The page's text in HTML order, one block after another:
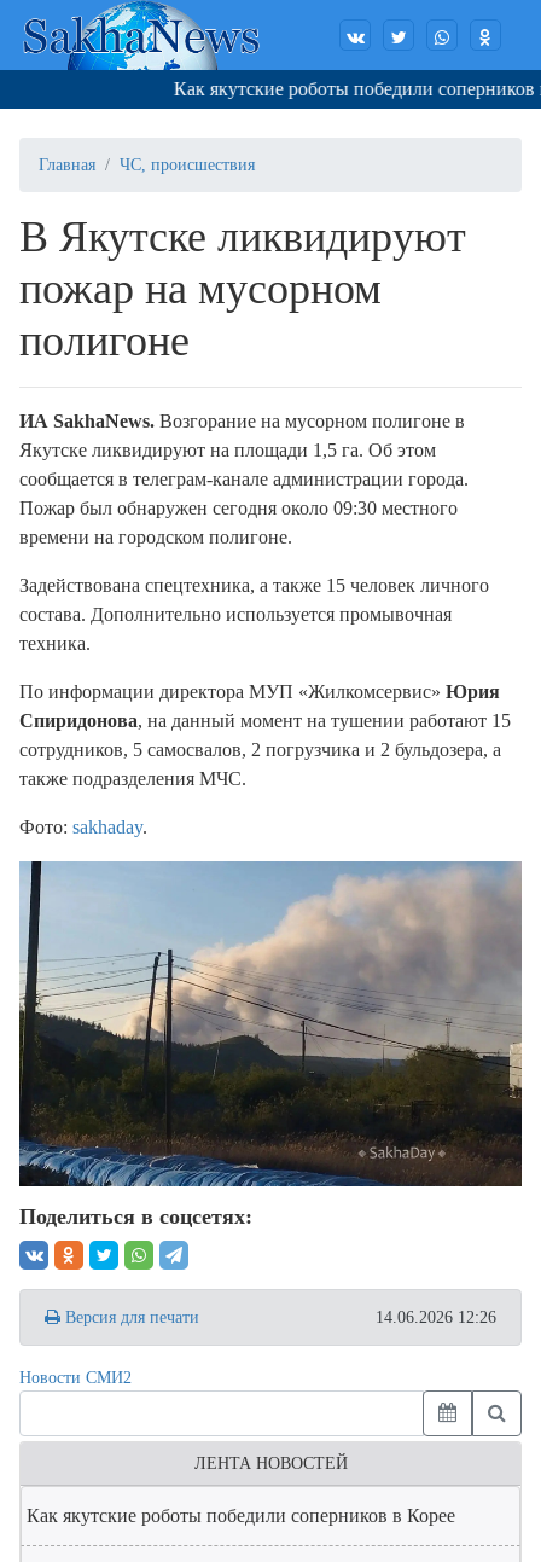
Как якутские роботы победили соперников в
Главная ЧС, происшествия
В Якутске ликвидируют
пожар на мусорном
полигоне
ИА SakhaNews. Возгорание на мусорном полигоне в
Якутске ликвидируют на площади 1,5 га. Об этом
сообщается в телеграм-канале администрации города.
Пожар был обнаружен сегодня около 09:30 местного
времени на городском полигоне.
Задействована спецтехника, а также 15 человек личного
состава. Дополнительно используется промывочная
техника.
По информации директора МУП «Жилкомсервис» Юрия
Спиридонова, на данный момент на тушении работают 15
сотрудников, 5 самосвалов, 2 погрузчика и 2 бульдозера, а
также подразделения МЧС.
Фото: sakhaday.
Поделиться в соцсетях:
Версия для печати 14.06.2026 12:26
Новости СМИ2
ЛЕНТА НОВОСТЕЙ
Как якутские роботы победили соперников в Корее